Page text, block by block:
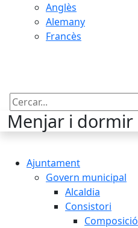
Anglès
Alemany
Francès
Cercar:
Menjar i dormir
Ajuntament
Govern municipal
Alcaldia
Consistori
Composició